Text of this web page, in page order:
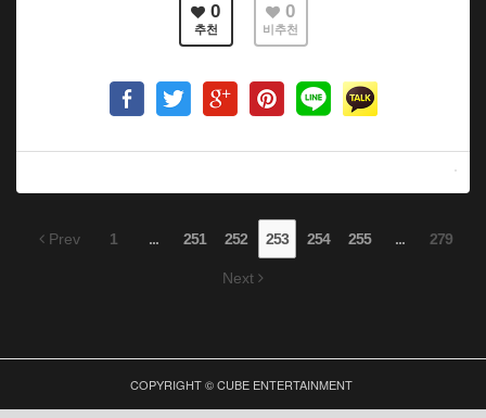
0
추천
0
비추천
Prev 1 ... 251 252 253 254 255 ... 279
Next
COPYRIGHT © CUBE ENTERTAINMENT